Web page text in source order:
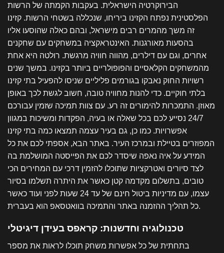
הבירוקרטיה הישראלית. בעקבות הקמתה של הרשות
הפלסטינית נפתח הקזינו ביריחו, שנכללה בשטחי הרשות. קזינו
זה משך מהמרים רבים מישראל, ובהם כאלה שהוסעו אליו
בהסעות מאורגנות. האינטראקציה במשחקים עם שחקנים
אחרים, וגם עם דילרים, מהווה חוויה מרגשת. רולטה היא אחת
מהמשחקים הקלאסיים והפופולריים ביותר בקזינו. במשך שנים
רשויות החוק נאבקו בגורמים פליליים שניסו להפעיל בתי קזינו
בלתי חוקיים. כדי להנות מחוויה טובה, חשוב לגשת לכך באופן
מאוזן. התמכרות להימורים זה רע. עם צוות תמיכה שזמין עבורכם
24/7 נסייע לכם בכל שאלה או בעיה, הפקדות ומשיכות במגוון
אפשרויות. כמו כן, גם בעיר עצמה תמצאו כמה בתי קזינו
המפוזרים בטיילת ובמרכז העיר. באתר הבא, אספתי לכם את כל
המידע על איה נאפה שיסדר לכם את הפייסטה המושלמת בה
לצד סיורים ואטרקציות שתוכלו להזמין דרכי עם המחירים הכי
טובים, בתשלום מקדמה קטן כאשר את היתרה תשלמו בסיור
עצמו, עם מדיניות ביטול חינם של עד 24 שעות לפני ועוד כאשר
כל תהליך ההזמנה באתר והתמיכה בוואטסאפ הוא בעברית.
טכנולוגיה וחדשנות: קראפס בעידן דיגיטלי
בתחתית של כל אפשרות משחק תוכלו לראות את מספר